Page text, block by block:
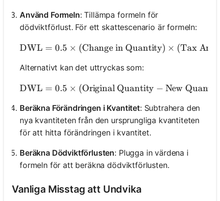
Använd Formeln: Tillämpa formeln för
dödviktförlust. För ett skattescenario är formeln:
\text{DWL} = 0.5
DWL = 0.5 × (Change in Quantity) × (Tax
Alternativt kan det uttryckas som:
DWL = 0.5 × (Original Quantity − New
Beräkna Förändringen i Kvantitet: Subtrahera den
nya kvantiteten från den ursprungliga kvantiteten
för att hitta förändringen i kvantitet.
Beräkna Dödviktförlusten: Plugga in värdena i
formeln för att beräkna dödviktförlusten.
Vanliga Misstag att Undvika